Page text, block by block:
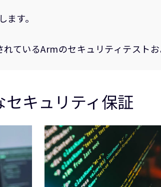
す。
れているArmのセキュリティテスト
セキュリティ保証